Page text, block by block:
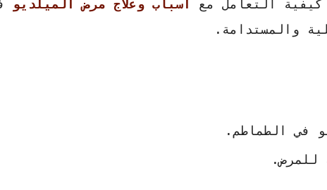
التعامل مع اسباب وعلاج مرض الميلديو
والمستدامة.
في الطماطم.
للمرض.